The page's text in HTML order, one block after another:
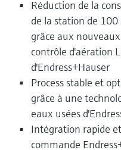
Recherche de pièces
Trouvez la bonne pièce de
tapant la racine/le code du
accédez aux données
éclatées et notices de montage
pour un remplacement/
Voir tous
ondes
Technologie Memosens
Voir tous
Réduction de la
de la station de
grâce aux
contrôle d'aération
d'Endress+Hauser
Process stable et
grâce à une
eaux usées
Intégration rapide
commande